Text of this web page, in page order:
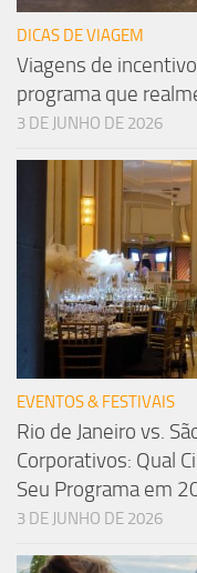
DICAS DE VIAGEM
Viagens de
programa que
3 DE JUNHO DE 2026
EVENTOS & FESTIVAIS
Rio de Janeiro vs.
Corporativos: Qual
Seu Programa em
3 DE JUNHO DE 2026